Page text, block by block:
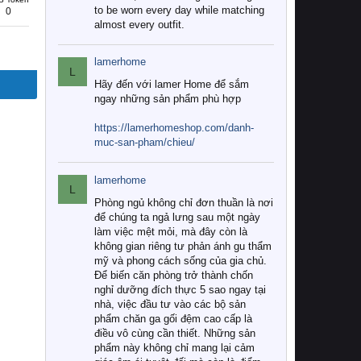
0
to be worn every day while matching
almost every outfit.
L
lamerhome
Hãy đến với lamer Home để sắm
ngay những sản phẩm phù hợp
https://lamerhomeshop.com/danh-
muc-san-pham/chieu/
L
lamerhome
Phòng ngủ không chỉ đơn thuần là nơi
để chúng ta ngả lưng sau một ngày
làm việc mệt mỏi, mà đây còn là
không gian riêng tư phản ánh gu thẩm
mỹ và phong cách sống của gia chủ.
Để biến căn phòng trở thành chốn
nghỉ dưỡng đích thực 5 sao ngay tại
nhà, việc đầu tư vào các bộ sản
phẩm chăn ga gối đệm cao cấp là
điều vô cùng cần thiết. Những sản
phẩm này không chỉ mang lại cảm